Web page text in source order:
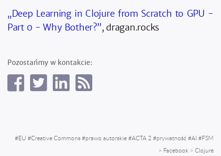
„Deep Learning in Clojure from Scratch to GPU -
Part 0 - Why Bother?”, dragan.rocks
Pozostańmy w kontakcie:
#EU #Creative Commons#prawo autorskie#ACTA 2 #prywatność #AI #FSM
> Facebook > Clojure